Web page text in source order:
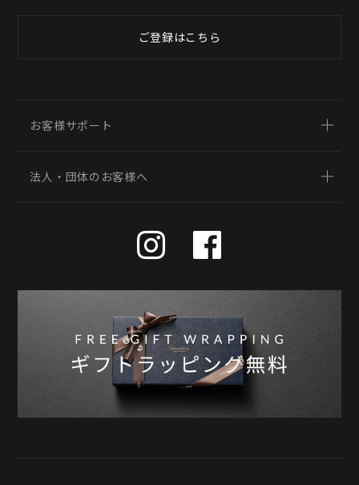
ご登録はこちら
お客様サポート
法人・団体のお客様へ